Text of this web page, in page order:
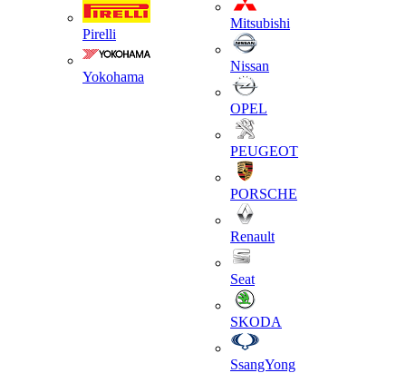
Pirelli
Yokohama
Mitsubishi
Nissan
OPEL
PEUGEOT
PORSCHE
Renault
Seat
SKODA
SsangYong